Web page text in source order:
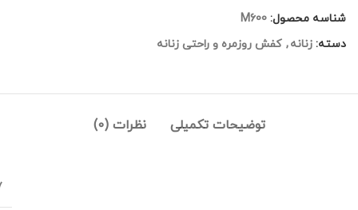
شناسه محصول: M600
دسته: زنانه, کفش روزمره و راحتی زنانه
توضیحات تکمیلی نظرات (0)